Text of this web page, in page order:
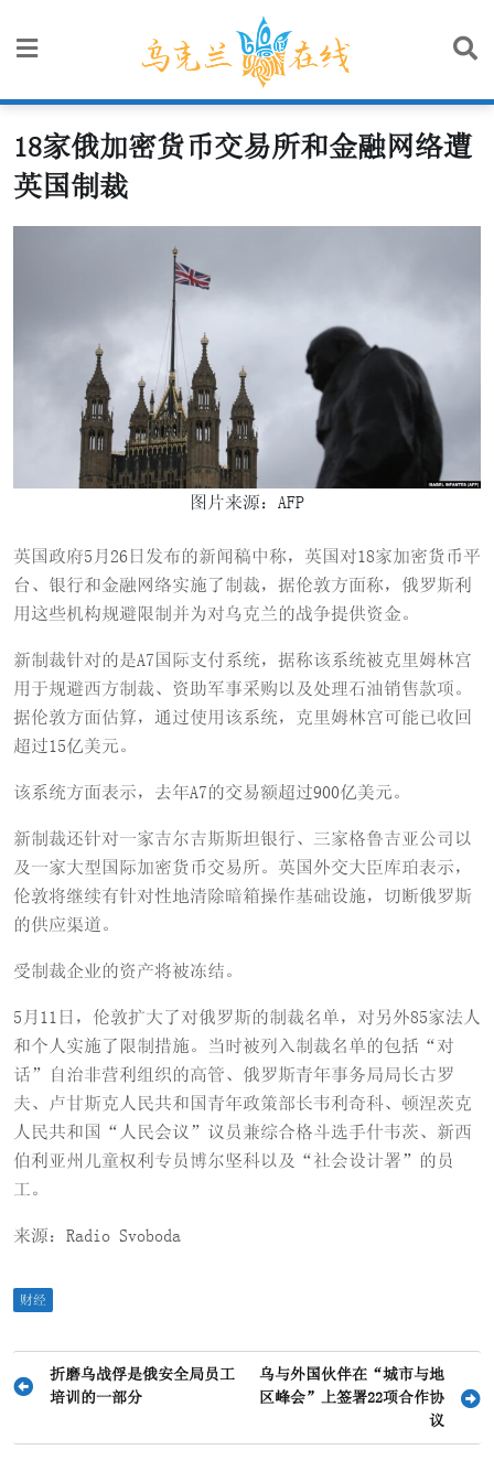
18家俄加密货币交易所和金融网络遭
英国制裁
图片来源：AFP
英国政府5月26日发布的新闻稿中称，英国对18家加密货币平
台、银行和金融网络实施了制裁，据伦敦方面称，俄罗斯利
用这些机构规避限制并为对乌克兰的战争提供资金。
新制裁针对的是A7国际支付系统，据称该系统被克里姆林宫
用于规避西方制裁、资助军事采购以及处理石油销售款项。
据伦敦方面估算，通过使用该系统，克里姆林宫可能已收回
超过15亿美元。
该系统方面表示，去年A7的交易额超过900亿美元。
新制裁还针对一家吉尔吉斯斯坦银行、三家格鲁吉亚公司以
及一家大型国际加密货币交易所。英国外交大臣库珀表示，
伦敦将继续有针对性地清除暗箱操作基础设施，切断俄罗斯
的供应渠道。
受制裁企业的资产将被冻结。
5月11日，伦敦扩大了对俄罗斯的制裁名单，对另外85家法人
和个人实施了限制措施。当时被列入制裁名单的包括“对
话”自治非营利组织的高管、俄罗斯青年事务局局长古罗
夫、卢甘斯克人民共和国青年政策部长韦利奇科、顿涅茨克
人民共和国“人民会议”议员兼综合格斗选手什韦茨、新西
伯利亚州儿童权利专员博尔坚科以及“社会设计署”的员
工。
来源：Radio Svoboda
财经
文
导
折磨乌战俘是俄安全局员工
培训的一部分
乌与外国伙伴在“城市与地
区峰会”上签署22项合作协
议